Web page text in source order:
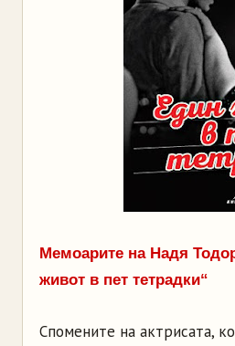
Мемоарите на Надя
живот в пет тетрадки“
Спомените на актрисата,